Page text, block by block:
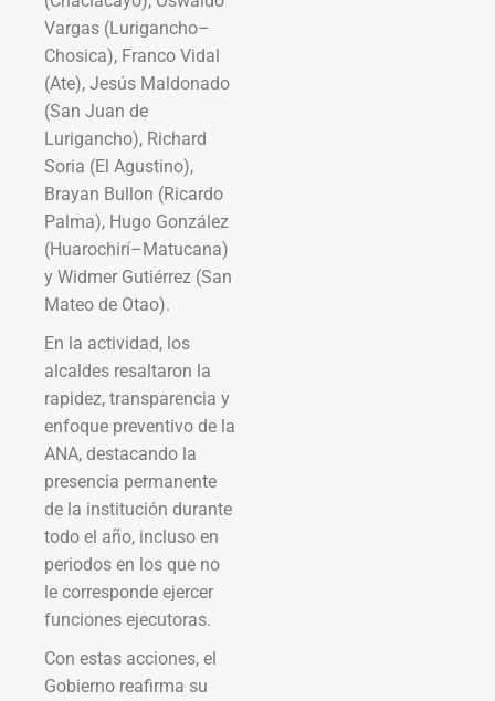
Vargas (Lurigancho–
Chosica), Franco Vidal
(Ate), Jesús Maldonado
(San Juan de
Lurigancho), Richard
Soria (El Agustino),
Brayan Bullon (Ricardo
Palma), Hugo González
(Huarochirí–Matucana)
y Widmer Gutiérrez (San
Mateo de Otao).
En la actividad, los
alcaldes resaltaron la
rapidez, transparencia y
enfoque preventivo de la
ANA, destacando la
presencia permanente
de la institución durante
todo el año, incluso en
periodos en los que no
le corresponde ejercer
funciones ejecutoras.
Con estas acciones, el
Gobierno reafirma su